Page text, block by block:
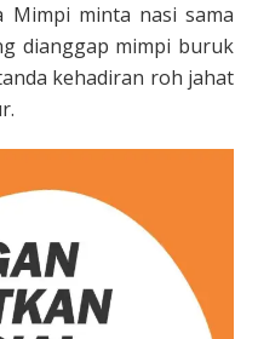
Mimpi minta nasi sama
dianggap mimpi buruk
kehadiran roh jahat